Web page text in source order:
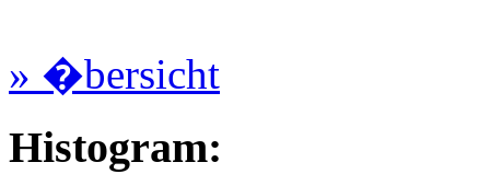
» �bersicht
Histogram: